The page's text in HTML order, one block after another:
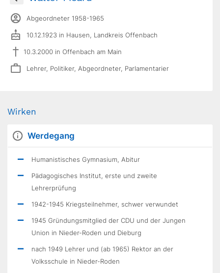
Abgeordneter 1958-1965
10.12.1923 in Hausen, Landkreis Offenbach
10.3.2000 in Offenbach am Main
Lehrer, Politiker, Abgeordneter, Parlamentarier
Wirken
Werdegang
Humanistisches Gymnasium, Abitur
Pädagogisches Institut, erste und zweite
Lehrerprüfung
1942-1945 Kriegsteilnehmer, schwer verwundet
1945 Gründungsmitglied der CDU und der Jungen
Union in Nieder-Roden und Dieburg
nach 1949 Lehrer und (ab 1965) Rektor an der
Volksschule in Nieder-Roden